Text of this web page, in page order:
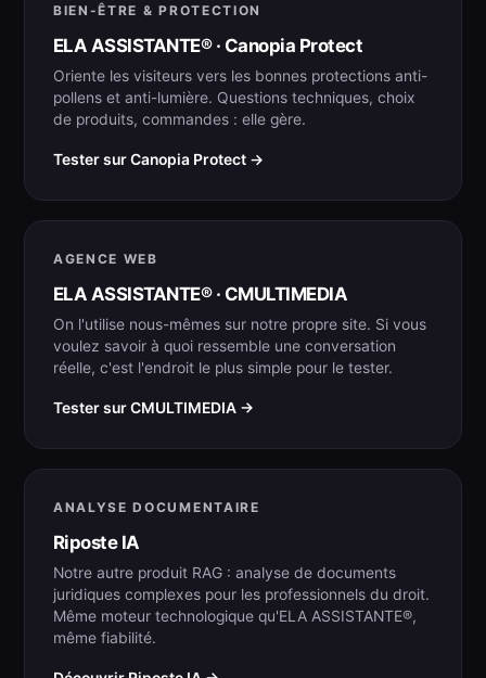
BIEN-ÊTRE & PROTECTION
ELA ASSISTANTE® · Canopia Protect
Oriente les visiteurs vers les bonnes protections anti-
pollens et anti-lumière. Questions techniques, choix
de produits, commandes : elle gère.
Tester sur Canopia Protect →
AGENCE WEB
ELA ASSISTANTE® · CMULTIMEDIA
On l'utilise nous-mêmes sur notre propre site. Si vous
voulez savoir à quoi ressemble une conversation
réelle, c'est l'endroit le plus simple pour le tester.
Tester sur CMULTIMEDIA →
ANALYSE DOCUMENTAIRE
Riposte IA
Notre autre produit RAG : analyse de documents
juridiques complexes pour les professionnels du droit.
Même moteur technologique qu'ELA ASSISTANTE®,
même fiabilité.